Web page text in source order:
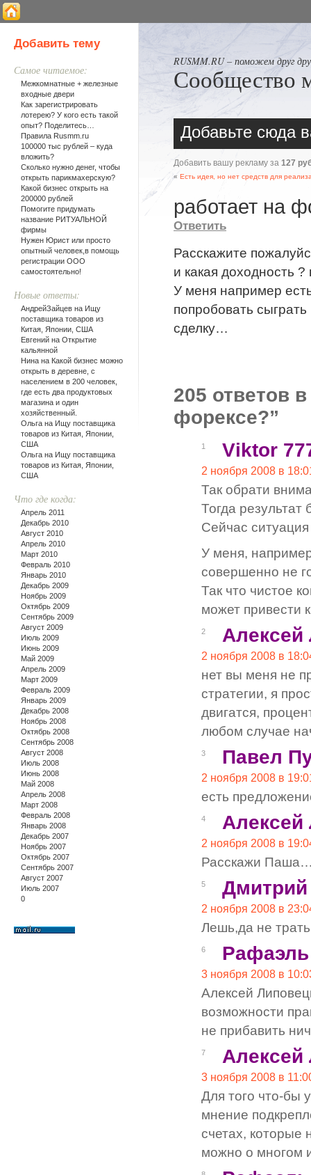
Сообщество
RUSMM.RU – поможем друг
Добавьте сюда
Добавить вашу рекламу за 127
« Есть идея, но нет средств для
работает на
Ответить
Расскажите
и какая доходность
У меня например
попробовать
сделку…
205 ответов
форексе?”
1 Viktor
2 ноября 2008 в
Так обрати
Тогда
Сейчас
У меня,
совершенно не
Так что чистое
может привести
2 Алексей
2 ноября 2008 в
нет вы меня не
стратегии, я
двигатся,
любом случае
3 Павел
2 ноября 2008 в
есть
4 Алексей
2 ноября 2008 в
Расскажи Паша…
5 Дмитрий
2 ноября 2008 в
Лешь,да не
6
3 ноября 2008 в
Алексей
возможности
не прибавить
7 Алексей
3 ноября 2008 в
Для того что-бы
мнение
счетах, которые
можно о многом
Добавить тему
Самое читаемое:
Межкомнатные + железные
входные двери
Как зарегистрировать
лотерею? У кого есть такой
опыт? Поделитесь…
Правила Rusmm.ru
100000 тыс рублей – куда
вложить?
Сколько нужно денег, чтобы
открыть парикмахерскую?
Какой бизнес открыть на
200000 рублей
Помогите придумать
название РИТУАЛЬНОЙ
фирмы
Нужен Юрист или просто
опытный человек,в помощь
регистрации ООО
самостоятельно!
Новые ответы:
АндрейЗайцев на Ищу
поставщика товаров из
Китая, Японии, США
Евгений на Открытие
кальянной
Нина на Какой бизнес можно
открыть в деревне, с
населением в 200 человек,
где есть два продуктовых
магазина и один
хозяйственный.
Ольга на Ищу поставщика
товаров из Китая, Японии,
США
Ольга на Ищу поставщика
товаров из Китая, Японии,
США
Что где когда:
Апрель 2011
Декабрь 2010
Август 2010
Апрель 2010
Март 2010
Февраль 2010
Январь 2010
Декабрь 2009
Ноябрь 2009
Октябрь 2009
Сентябрь 2009
Август 2009
Июль 2009
Июнь 2009
Май 2009
Апрель 2009
Март 2009
Февраль 2009
Январь 2009
Декабрь 2008
Ноябрь 2008
Октябрь 2008
Сентябрь 2008
Август 2008
Июль 2008
Июнь 2008
Май 2008
Апрель 2008
Март 2008
Февраль 2008
Январь 2008
Декабрь 2007
Ноябрь 2007
Октябрь 2007
Сентябрь 2007
Август 2007
Июль 2007
0